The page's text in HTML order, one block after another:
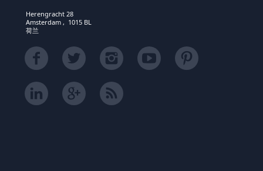
Herengracht 28
Amsterdam , 1015 BL
荷兰